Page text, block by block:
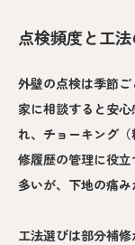
点検頻度と工
外壁の点検は季節
家に相談すると安
れ、チョーキング
修履歴の管理に役
多いが、下地の痛み
工法選びは部分補